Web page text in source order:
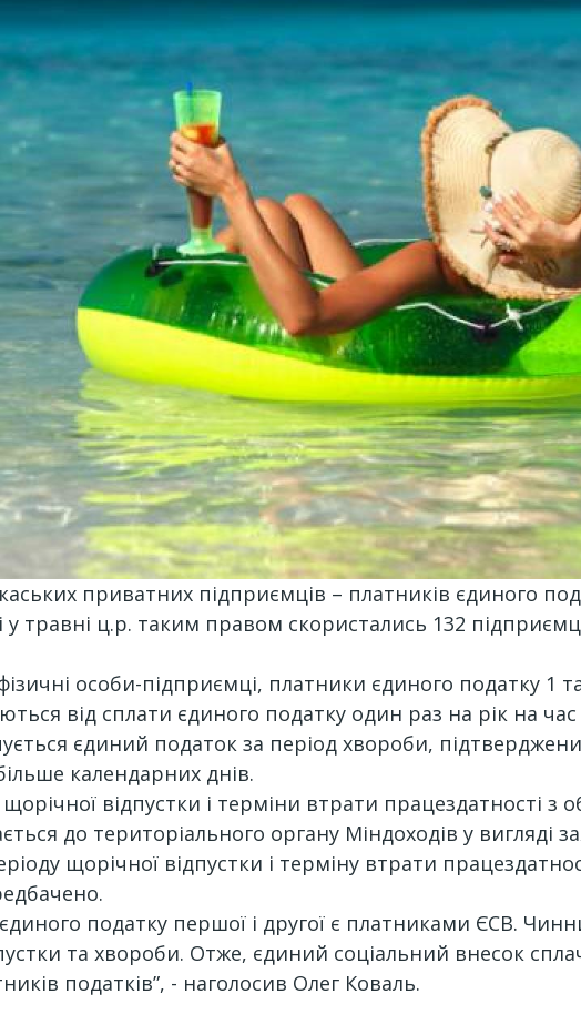
приватних підприємців – платників єдиного
у травні ц.р. таким правом скористались 132
особи-підприємці, платники єдиного податку 1
від сплати єдиного податку один раз на рік на
єдиний податок за період хвороби,
календарних днів.
відпустки і терміни втрати працездатності з
до територіального органу Міндоходів у вигляді
щорічної відпустки і терміну втрати
податку першої і другої є платниками ЄСВ.
та хвороби. Отже, єдиний соціальний внесок
податків”, - наголосив Олег Коваль.